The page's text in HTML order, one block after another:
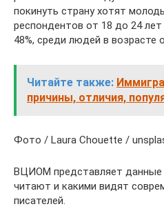
покинуть страну хотят
респондентов от 18 до 24
48%, среди людей в возрасте
Читайте также:
причины, отличия,
Фото / Laura Chouette /
ВЦИОМ представляет данные
читают и какими видят
писателей.